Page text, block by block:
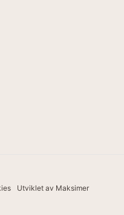
Utviklet av Maksimer